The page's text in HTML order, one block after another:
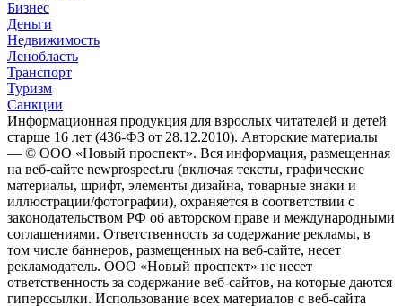
Бизнес
Деньги
Недвижимость
Ленобласть
Транспорт
Туризм
Санкции
Информационная продукция для взрослых читателей и детей
старше 16 лет (436-ФЗ от 28.12.2010). Авторские материалы
— © ООО «Новый проспект». Вся информация, размещенная
на веб-сайте newprospect.ru (включая тексты, графические
материалы, шрифт, элементы дизайна, товарные знаки и
иллюстрации/фотографии), охраняется в соответствии с
законодательством РФ об авторском праве и международными
соглашениями. Ответственность за содержание рекламы, в
том числе баннеров, размещенных на веб-сайте, несет
рекламодатель. ООО «Новый проспект» не несет
ответственность за содержание веб-сайтов, на которые даются
гиперссылки. Использование всех материалов с веб-сайта